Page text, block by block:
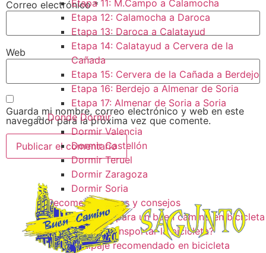
Etapa 11: M.Campo a Calamocha​
Etapa 12: Calamocha a Daroca ​
Etapa 13: Daroca a Calatayud
Etapa 14: Calatayud a Cervera de la
Cañada​
Etapa 15: Cervera de la Cañada a Berdejo
Etapa 16: Berdejo a Almenar de Soria
Etapa 17: Almenar de Soria a Soria ​
Donde Dormir
Dormir Valencia
Dormir Castellón
Dormir Teruel
Dormir Zaragoza
Dormir Soria
Recomendaciones y consejos
Consejos para un buen camino en bicicleta
¿Como transportar la bicicleta?
Equipaje recomendado en bicicleta
Correo electrónico*
Web
Guarda mi nombre, correo electrónico y web en este
navegador para la próxima vez que comente.